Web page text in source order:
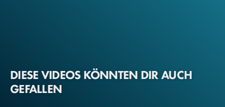
DIESE VIDEOS KÖNNTEN DIR AUCH
GEFALLEN